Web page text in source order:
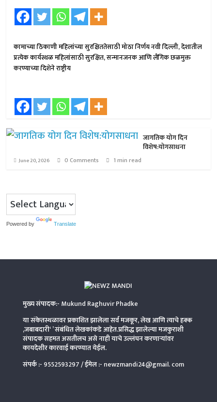
कामाच्या ठिकाणी महिलांच्या सुरक्षिततेसाठी मोठा निर्णय नवी दिल्ली, देशातील
प्रत्येक कार्यस्थळ महिलांसाठी सुरक्षित, सन्मानजनक आणि लैंगिक छळमुक्त
करण्याच्या दिशेने राष्ट्रीय
जागतिक योग दिन
विशेष:योगसाधना
June 20, 2026 0 Comments 1 min read
Powered by Translate
मुख्य संपादक:- Mukund Raghuvir Phadke
या संकेतस्थळावर प्रकाशित झालेला सर्व मजकूर, लेख आणि त्याचे हक्क
,जबाबदारी‘ ’ संबंधित लेखकांकडे आहेत.प्रसिद्ध झालेल्या मजकुराशी
संपादक सहमत असतीलच असे नाही याचे उल्लंघन करणाऱ्यांवर
कायदेशीर कारवाई करण्यात येईल.
संपर्क :- 9552593297/ ईमेल :- newzmandi24@gmail. com